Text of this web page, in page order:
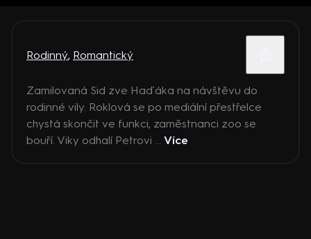
Rodinný, Romantický
Zamilovaná Sid zve Haďáka na návštěvu do
rodinné vily. Roklová se po mediální přestřelce
chystá skončit ve funkci, zaměstnanci zoo se
bouří. Viky odhalí Petrovi ... Více